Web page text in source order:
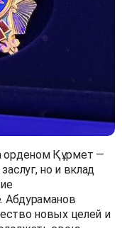
орденом Құрмет —
но и вклад
Абдураманов
новых целей и